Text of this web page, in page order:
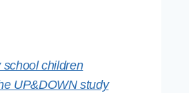
children
UP&DOWN study